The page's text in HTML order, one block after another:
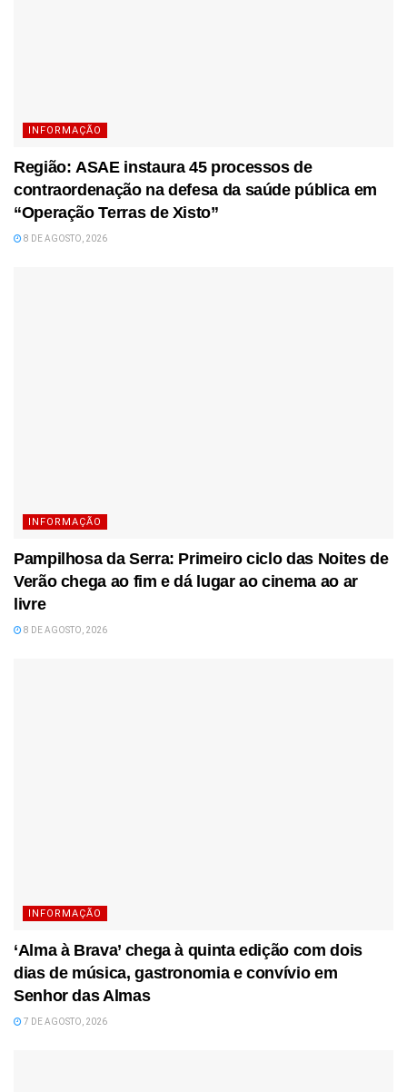
INFORMAÇÃO
Região: ASAE instaura 45 processos de
contraordenação na defesa da saúde pública em
“Operação Terras de Xisto”
8 DE AGOSTO, 2026
INFORMAÇÃO
Pampilhosa da Serra: Primeiro ciclo das Noites de
Verão chega ao fim e dá lugar ao cinema ao ar
livre
8 DE AGOSTO, 2026
INFORMAÇÃO
‘Alma à Brava’ chega à quinta edição com dois
dias de música, gastronomia e convívio em
Senhor das Almas
7 DE AGOSTO, 2026